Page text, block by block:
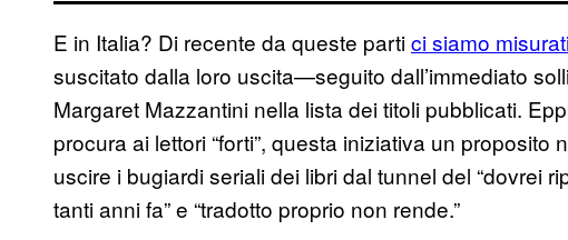
E in Italia? Di recente da queste partici siamo
suscitato dalla loro uscita—seguito dall’immediato
Margaret Mazzantini nella lista dei titoli pubblicati.
procura ai lettori “forti”, questa iniziativa un
uscire i bugiardi seriali dei libri dal tunnel del “dovrei
tanti anni fa” e “tradotto proprio non rende.”